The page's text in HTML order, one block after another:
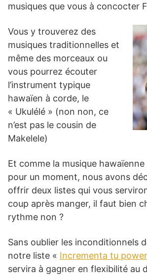
musiques que vous à concocter
Vous y trouverez des
musiques traditionnelles et
même des morceaux ou
vous pourrez écouter
l’instrument typique
hawaïen à corde, le
« Ukulélé » (non non, ce
n’est pas le cousin de
Makelele)
Et comme la musique
pour un moment, nous avons
offrir deux listes qui vous
coup après manger, il faut bien
rythme non ?
Sans oublier les inconditionnels
notre liste « Incrementa tu power
servira à gagner en flexibilité au